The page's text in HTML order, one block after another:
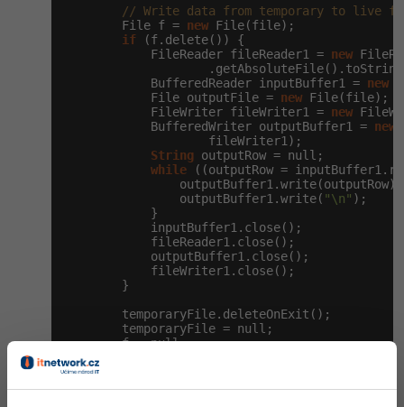
// Write data from temporary to live
        File f =
new File(file);
if (f.delete()) {
            FileReader fileReader1 =
new
            BufferedReader inputBuffer1 =
new
            File outputFile =
new File(file);
            FileWriter fileWriter1 =
new
            BufferedWriter outputBuffer1 =
new
                    fileWriter1);
String outputRow = null;
while ((outputRow =
                outputBuffer1.write(outputRow);
                outputBuffer1.write(
"\n" );
            }
            inputBuffer1.close();
            fileReader1.close();
            outputBuffer1.close();
            fileWriter1.close();
        }
        temporaryFile.deleteOnExit();
        temporaryFile = null;
        f = null;
* Check encrypting mechanims in a